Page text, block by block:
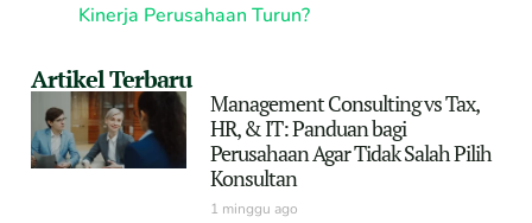
Kinerja Perusahaan Turun?
Artikel Terbaru
Management Consulting vs Tax,
HR, & IT: Panduan bagi
Perusahaan Agar Tidak Salah Pilih
Konsultan
1 minggu ago